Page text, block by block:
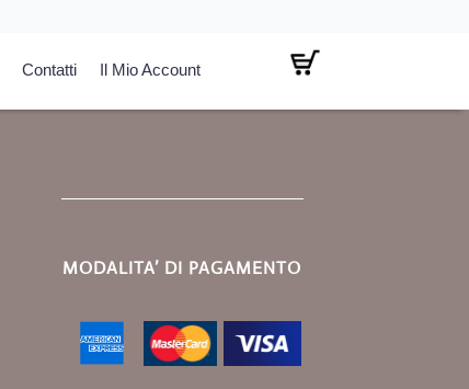
Contatti Il Mio Account
MODALITA’ DI PAGAMENTO